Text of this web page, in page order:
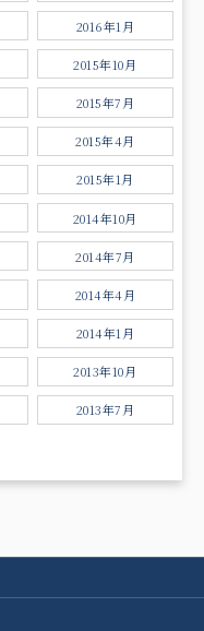
2016年1月
2015年10月
2015年7月
2015年4月
2015年1月
2014年10月
2014年7月
2014年4月
2014年1月
2013年10月
2013年7月